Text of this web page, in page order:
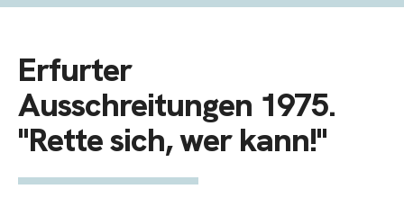
Erfurter
Ausschreitungen 1975.
"Rette sich, wer kann!"